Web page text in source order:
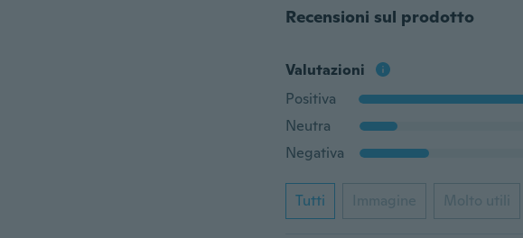
Recensioni sul prodotto
Valutazioni
Positiva
Neutra
Negativa
Tutti Immagine Molto utili